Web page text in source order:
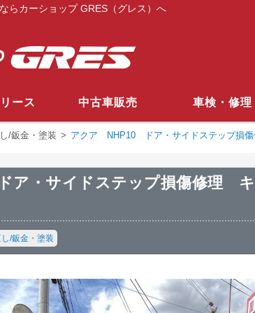
らカーショップ GRES（グレス）へ
ース 中古車販売 車検・修理
/鈑金・塗装 > アクア NHP10 ドア・サイドステップ損
・サイドステップ損傷修理
/鈑金・塗装